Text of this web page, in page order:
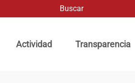
Actividad Transparencia